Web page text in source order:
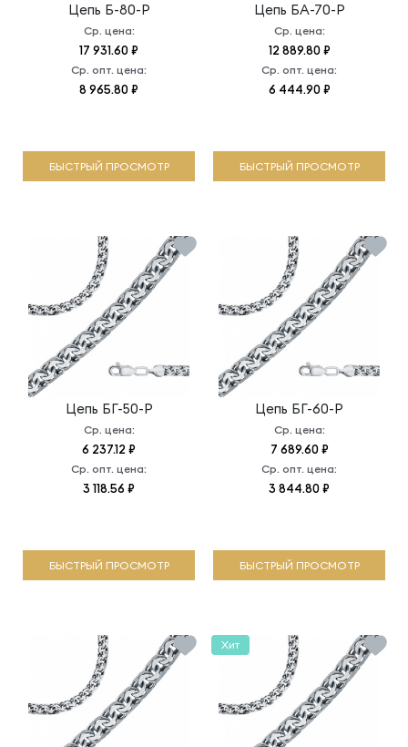
Цепь Б-80-Р
Ср. цена:
17 931.60 ₽
Ср. опт. цена:
8 965.80 ₽
БЫСТРЫЙ ПРОСМОТР
Цепь БА-70-Р
Ср. цена:
12 889.80 ₽
Ср. опт. цена:
6 444.90 ₽
БЫСТРЫЙ ПРОСМОТР
Цепь БГ-50-Р
Ср. цена:
6 237.12 ₽
Ср. опт. цена:
3 118.56 ₽
БЫСТРЫЙ ПРОСМОТР
Цепь БГ-60-Р
Ср. цена:
7 689.60 ₽
Ср. опт. цена:
3 844.80 ₽
БЫСТРЫЙ ПРОСМОТР
Хит